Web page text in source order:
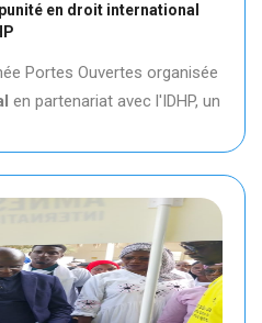
en droit international
Portes Ouvertes organisée
en partenariat avec l'IDHP, un